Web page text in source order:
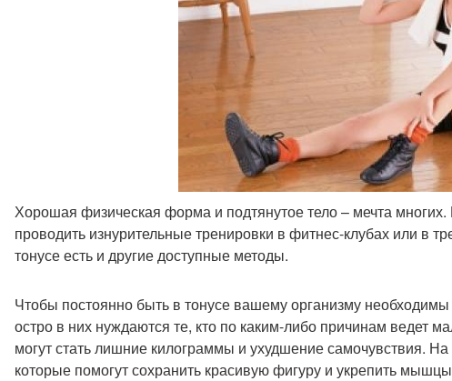
Хорошая физическая форма и подтянутое тело – мечта
проводить изнурительные тренировки в фитнес-клубах или в
тонусе есть и другие доступные методы.
Чтобы постоянно быть в тонусе вашему организму
остро в них нуждаются те, кто по каким-либо причинам ведет
могут стать лишние килограммы и ухудшение самочувствия.
которые помогут сохранить красивую фигуру и укрепить